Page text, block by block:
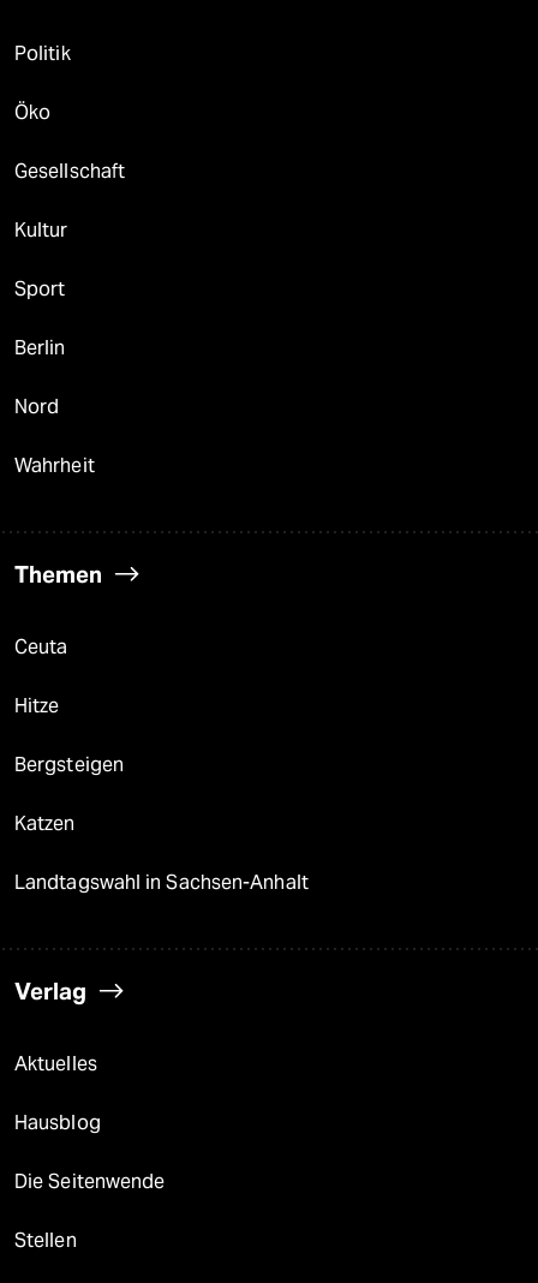
Politik
Öko
Gesellschaft
Kultur
Sport
Berlin
Nord
Wahrheit
Themen
Ceuta
Hitze
Bergsteigen
Katzen
Landtagswahl in Sachsen-Anhalt
Verlag
Aktuelles
Hausblog
Die Seitenwende
Stellen